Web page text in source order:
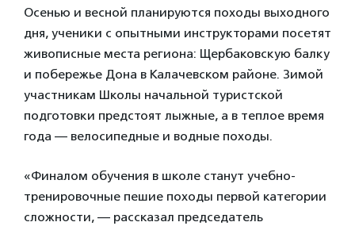
Осенью и весной планируются походы выходного
дня, ученики с опытными инструкторами посетят
живописные места региона: Щербаковскую балку
и побережье Дона в Калачевском районе. Зимой
участникам Школы начальной туристской
подготовки предстоят лыжные, а в теплое время
года — велосипедные и водные походы.
«Финалом обучения в школе станут учебно-
тренировочные пешие походы первой категории
сложности, — рассказал председатель